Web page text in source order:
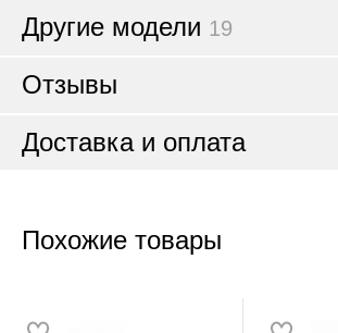
Другие модели 19
Отзывы
Доставка и оплата
Похожие товары